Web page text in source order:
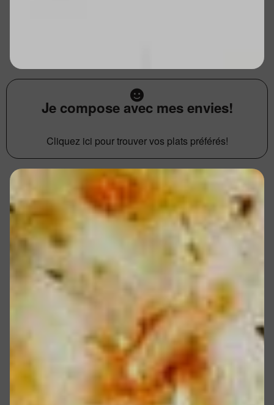
Je compose avec mes envies!
Cliquez ici pour trouver vos plats préférés!